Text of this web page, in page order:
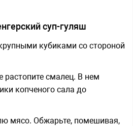
суп-гуляш
кубиками со стороной
растопите смалец. В нем
копченого сала до
мясо. Обжарьте, помешивая,